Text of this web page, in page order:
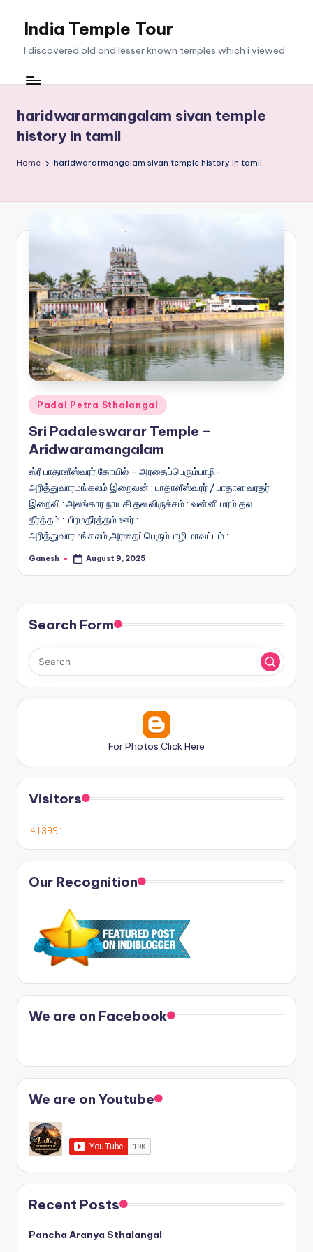
India Temple Tour
I discovered old and lesser known temples which i viewed
haridwararmangalam sivan temple
history in tamil
Home haridwararmangalam sivan temple history in tamil
Posted
in
Padal Petra Sthalangal
Sri Padaleswarar Temple –
Aridwaramangalam
ஸ்ரீ பாதாளீஸ்வரர் கோயில் - அரதைப்பெரும்பாழி-
அரித்துவாரமங்கலம் இறைவன் : பாதாளீஸ்வரர் / பாதாள வரதர்
இறைவி : அலங்கார நாயகி தல விருச்சம் : வன்னி மரம் தல
தீர்த்தம் : பிரமதீர்த்தம் ஊர் :
அரித்துவாரமங்கலம்,அரதைப்பெரும்பாழி மாவட்டம் :…
Posted
Ganesh August 9, 2025
Search Form
For Photos Click Here
Visitors
Our Recognition
We are on Facebook
We are on Youtube
Recent Posts
Pancha Aranya Sthalangal